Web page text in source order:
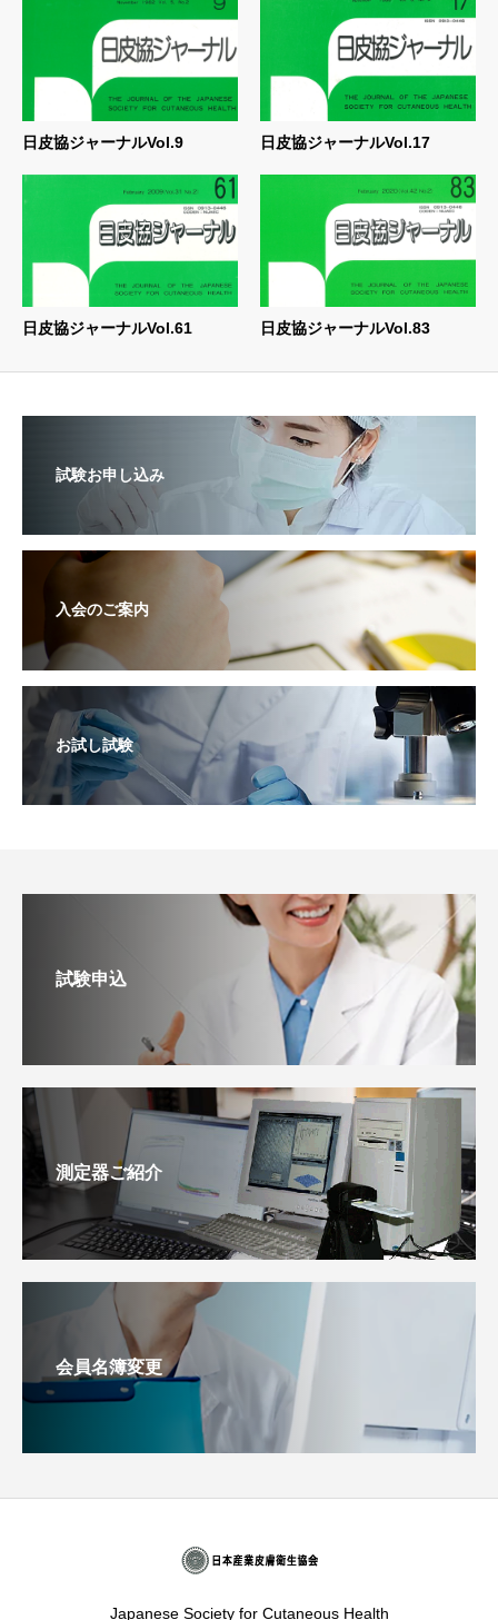
日皮協ジャーナルVol.9 日皮協ジャーナルVol.17
日皮協ジャーナルVol.61 日皮協ジャーナルVol.83
試験お申し込み
入会のご案内
お試し試験
試験申込
測定器ご紹介
会員名簿変更
Japanese Society for Cutaneous Health